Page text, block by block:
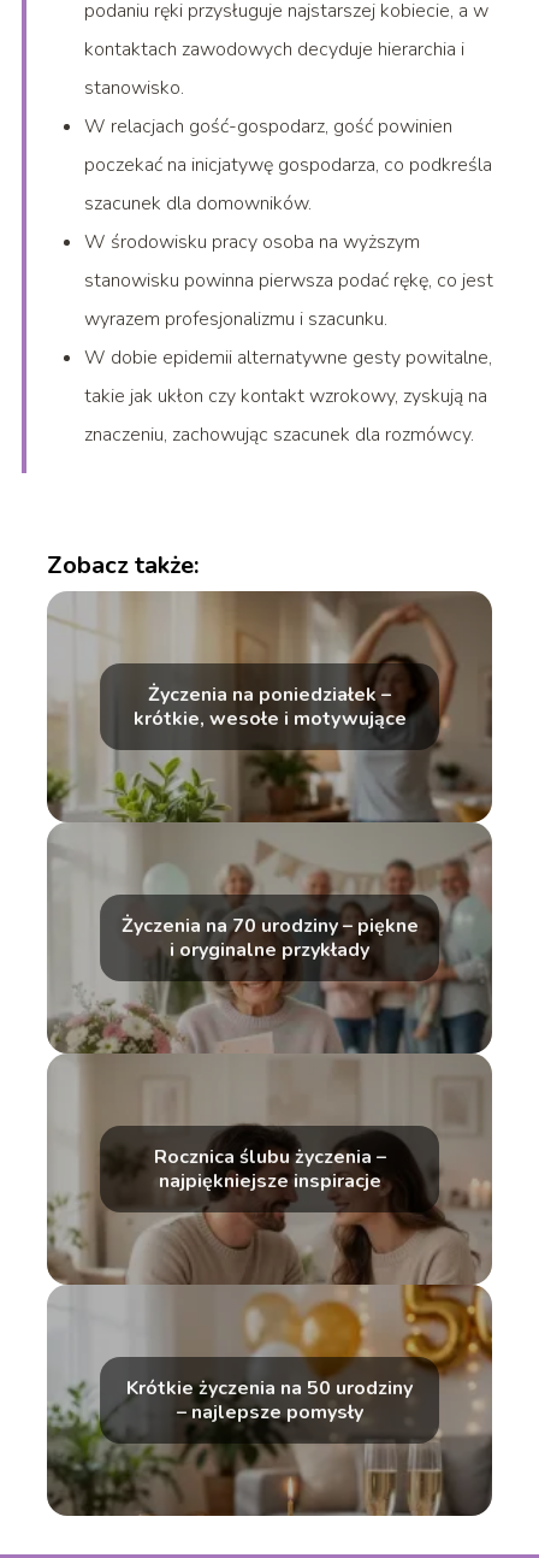
podaniu ręki przysługuje najstarszej kobiecie, a w
kontaktach zawodowych decyduje hierarchia i
stanowisko.
W relacjach gość-gospodarz, gość powinien
poczekać na inicjatywę gospodarza, co podkreśla
szacunek dla domowników.
W środowisku pracy osoba na wyższym
stanowisku powinna pierwsza podać rękę, co jest
wyrazem profesjonalizmu i szacunku.
W dobie epidemii alternatywne gesty powitalne,
takie jak ukłon czy kontakt wzrokowy, zyskują na
znaczeniu, zachowując szacunek dla rozmówcy.
Zobacz także:
Życzenia na poniedziałek –
krótkie, wesołe i motywujące
Życzenia na 70 urodziny – piękne
i oryginalne przykłady
Rocznica ślubu życzenia –
najpiękniejsze inspiracje
Krótkie życzenia na 50 urodziny
– najlepsze pomysły